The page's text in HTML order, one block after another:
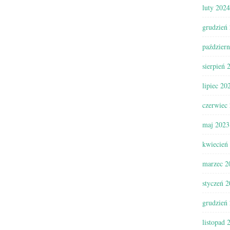
luty 2024
grudzień
sierpień
lipiec
czerwiec
maj 2023
kwiecień
marzec
styczeń
grudzień
listopad